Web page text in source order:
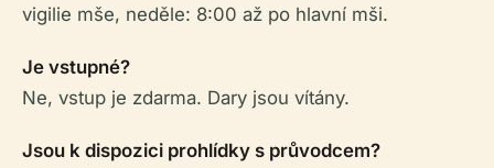
vigilie mše, neděle: 8:00 až po hlavní mši.
Je vstupné?
Ne, vstup je zdarma. Dary jsou vítány.
Jsou k dispozici prohlídky s průvodcem?